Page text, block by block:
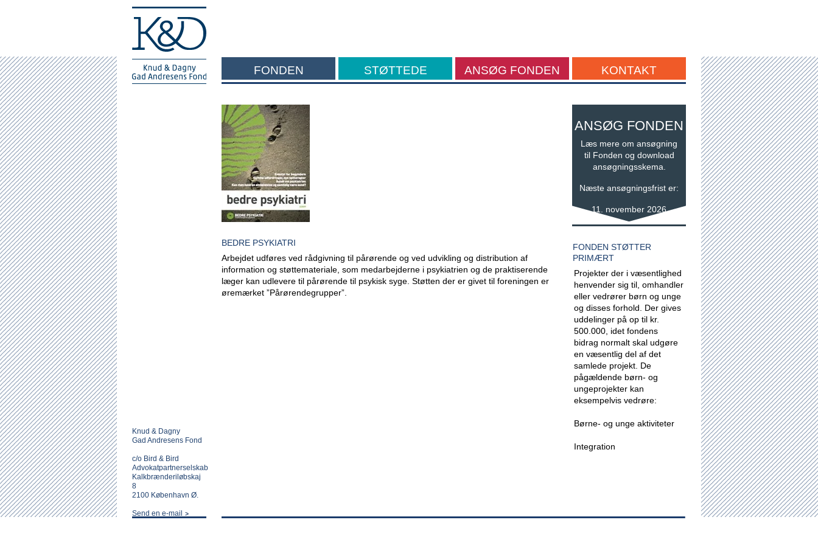
FONDEN STØTTEDE ANSØG FONDEN KONTAKT
BEDRE PSYKIATRI
Arbejdet udføres ved rådgivning til pårørende og ved udvikling og distribution af
information og støttemateriale, som medarbejderne i psykiatrien og de praktiserende
læger kan udlevere til pårørende til psykisk syge. Støtten der er givet til foreningen er
øremærket ”Pårørendegrupper”.
ANSØG FONDEN
Læs mere om ansøgning
til Fonden og download
ansøgningsskema.
Næste ansøgningsfrist er:
11. november 2026
FONDEN STØTTER
PRIMÆRT
Projekter der i væsentlighed
henvender sig til, omhandler
eller vedrører børn og unge
og disses forhold. Der gives
uddelinger på op til kr.
500.000, idet fondens
bidrag normalt skal udgøre
en væsentlig del af det
samlede projekt. De
pågældende børn- og
ungeprojekter kan
eksempelvis vedrøre:
Børne- og unge aktiviteter
Integration
Knud & Dagny
Gad Andresens Fond
c/o Bird & Bird
Advokatpartnerselskab
Kalkbrænderiløbskaj
8
2100 København Ø.
Send en e-mail